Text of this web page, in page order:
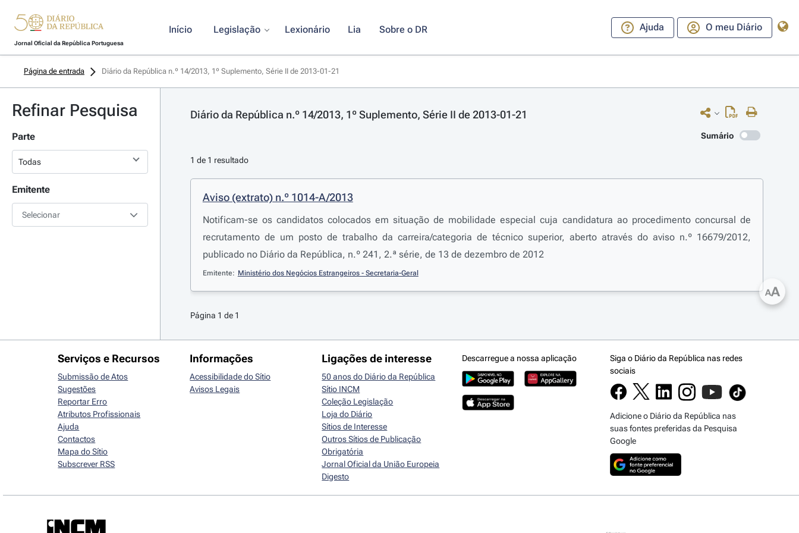
Jornal Oficial da República Portuguesa
Início Legislação Lexionário Lia Sobre o DR Ajuda O meu Diário
Página de entrada Diário da República n.º 14/2013, 1º Suplemento, Série II de 2013-01-21
Refinar Pesquisa
Parte
Emitente
Selecionar
Diário da República n.º 14/2013, 1º Suplemento, Série II de 2013-01-21
Sumário
1 de 1 resultado
Aviso (extrato) n.º 1014-A/2013
Notificam-se os candidatos colocados em situação de mobilidade especial cuja candidatura ao procedimento concursal de
recrutamento de um posto de trabalho da carreira/categoria de técnico superior, aberto através do aviso n.º 16679/2012,
publicado no Diário da República, n.º 241, 2.ª série, de 13 de dezembro de 2012
Emitente: Ministério dos Negócios Estrangeiros - Secretaria-Geral
Página 1 de 1
AA
Serviços e Recursos
Submissão de Atos
Sugestões
Reportar Erro
Atributos Profissionais
Ajuda
Contactos
Mapa do Sítio
Subscrever RSS
Informações
Acessibilidade do Sítio
Avisos Legais
Ligações de interesse
50 anos do Diário da República
Sítio INCM
Coleção Legislação
Loja do Diário
Sítios de Interesse
Outros Sítios de Publicação
Obrigatória
Jornal Oficial da União Europeia
Digesto
Descarregue a nossa aplicação
Siga o Diário da República nas redes
sociais
Adicione o Diário da República nas
suas fontes preferidas da Pesquisa
Google